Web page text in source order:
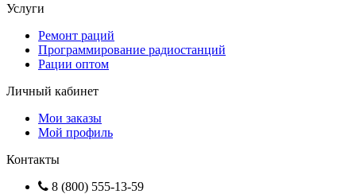
Услуги
Ремонт раций
Программирование радиостанций
Рации оптом
Личный кабинет
Мои заказы
Мой профиль
Контакты
8 (800) 555-13-59